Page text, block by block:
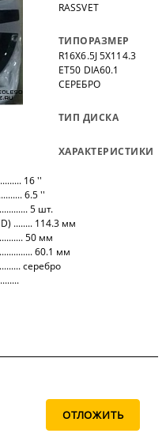
RASSVET
ТИПОРАЗМЕР
R16X6.5J 5X114.3
ET50 DIA60.1
СЕРЕБРО
ТИП ДИСКА
ХАРАКТЕРИСТИКИ
16 ''
6.5 ''
5 шт.
........ 114.3 мм
50 мм
60.1 мм
серебро